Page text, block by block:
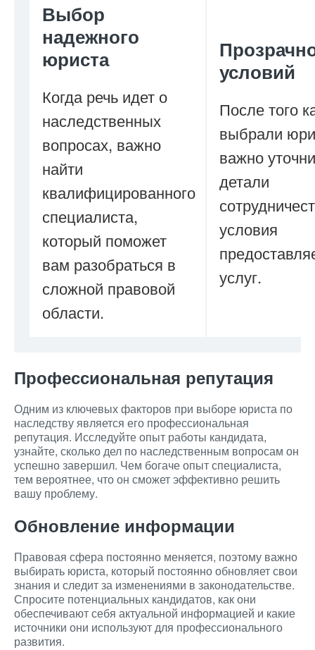
Выбор
надежного
юриста
Когда речь идет о
наследственных
вопросах, важно
найти
квалифицированного
специалиста,
который поможет
вам разобраться в
сложной правовой
области.
условий
После того
выбрали
важно
детали
условия
услуг.
Профессиональная репутация
Одним из ключевых факторов при выборе юриста по
наследству является его профессиональная
репутация. Исследуйте опыт работы кандидата,
узнайте, сколько дел по наследственным вопросам он
успешно завершил. Чем богаче опыт специалиста,
тем вероятнее, что он сможет эффективно решить
вашу проблему.
Обновление информации
Правовая сфера постоянно меняется, поэтому важно
выбирать юриста, который постоянно обновляет свои
знания и следит за изменениями в законодательстве.
Спросите потенциальных кандидатов, как они
обеспечивают себя актуальной информацией и какие
источники они используют для профессионального
развития.